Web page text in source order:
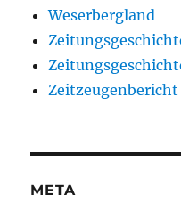
Weserbergland
Zeitzeugenbericht
META